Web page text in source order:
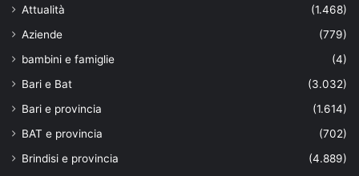
Attualità
(1.468)
Aziende
(779)
bambini e famiglie
(4)
Bari e Bat
(3.032)
Bari e provincia
(1.614)
BAT e provincia
(702)
Brindisi e provincia
(4.889)